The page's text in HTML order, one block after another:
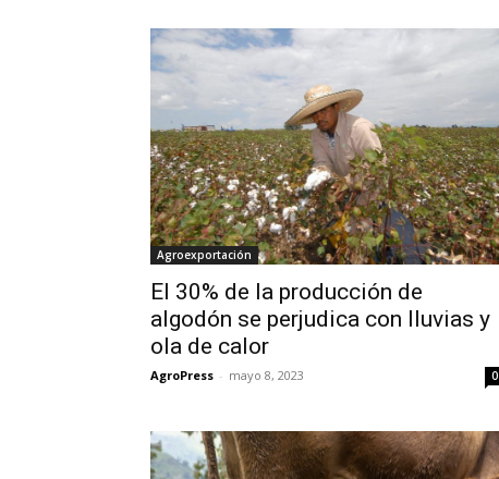
Agroexportación
El 30% de la producción de
algodón se perjudica con lluvias y
ola de calor
AgroPress - mayo 8, 2023 0